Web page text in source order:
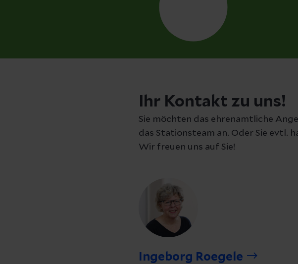
Ihr Kontakt zu uns!
Sie möchten das ehrenamtliche
das Stationsteam an. Oder Sie evtl.
Wir freuen uns auf Sie!
Ingeborg Roegele